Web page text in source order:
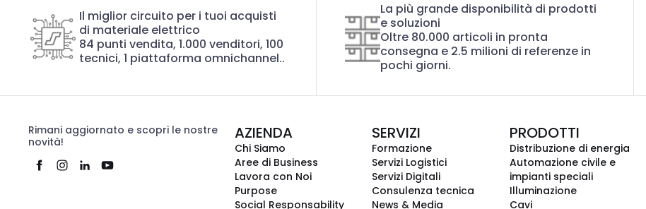
Il miglior circuito per i tuoi acquisti
di materiale elettrico
84 punti vendita, 1.000 venditori, 100
tecnici, 1 piattaforma omnichannel..
La più grande disponibilità di prodotti
e soluzioni
Oltre 80.000 articoli in pronta
consegna e 2.5 milioni di referenze in
pochi giorni.
Rimani aggiornato e scopri le nostre
novità!
AZIENDA
Chi Siamo
Aree di Business
Lavora con Noi
Purpose
Social Responsability
SERVIZI
Formazione
Servizi Logistici
Servizi Digitali
Consulenza tecnica
News & Media
PRODOTTI
Distribuzione di energia
Automazione civile e
impianti speciali
Illuminazione
Cavi